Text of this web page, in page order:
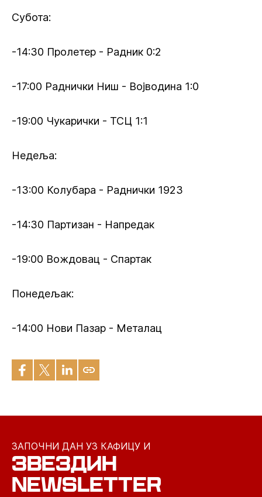
Субота:
-14:30 Пролетер - Радник 0:2
-17:00 Раднички Ниш - Војводина 1:0
-19:00 Чукарички - ТСЦ 1:1
Недеља:
-13:00 Колубара - Раднички 1923
-14:30 Партизан - Напредак
-19:00 Вождовац - Спартак
Понедељак:
-14:00 Нови Пазар - Металац
ЗАПОЧНИ ДАН УЗ КАФИЦУ И
ЗВЕЗДИН
NEWSLETTER